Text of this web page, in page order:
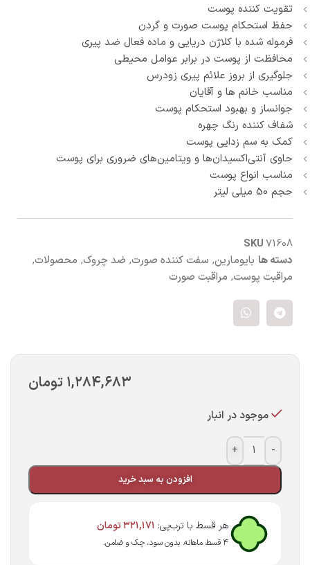
تقویت کننده پوست
حفظ استحکام پوست صورت و گردن
فرموله شده با کلاژن دریایی و ماده فعال ضد پیری
محافظت از پوست در برابر عوامل محیطی
جلوگیری از بروز علائم پیری زودرس
مناسب خانم ها و آقایان
جوانساز و بهبود استحکام پوست
شفاف کننده رنگ چهره
کمک به سم زدایی پوست
حاوی آنتی‌اکسیدان‌ها و ویتامین‌های ضروری برای پوست
مناسب انواع پوست
حجم 50 میلی لیتر
SKU71608
دسته ها بایومارین, سفت کننده صورت, ضد چروک, محصولات,
مراقبت پوست, مراقبت صورت
۱,۲۸۴,۶۸۳ تومان
موجود در انبار
-
+
افزودن به سبد خرید
هر قسط با ترب‌پی: ۳۲۱,۱۷۱تومان
۴ قسط ماهانه. بدون سود، چک و ضامن.